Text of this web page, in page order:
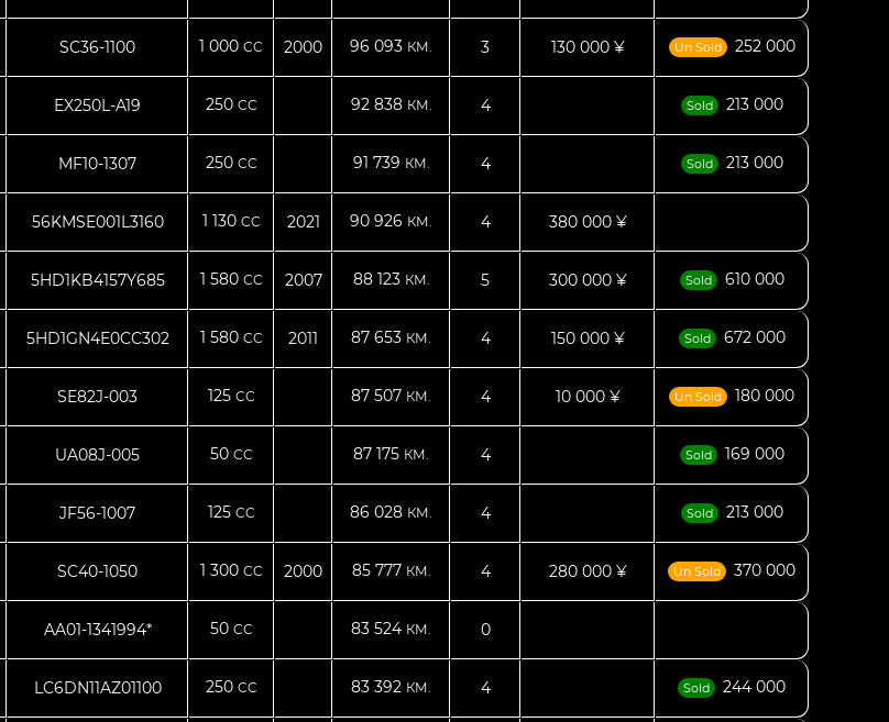
SC36-1100 1 000 CC 2000 96 093 КМ. 3 130 000 ¥ Un Sold 252 000
EX250L-A19 250 CC 92 838 КМ. 4 Sold 213 000
MF10-1307 250 CC 91 739 КМ. 4 Sold 213 000
56KMSE001L3160 1 130 CC 2021 90 926 КМ. 4 380 000 ¥
5HD1KB4157Y685 1 580 CC 2007 88 123 КМ. 5 300 000 ¥ Sold 610 000
5HD1GN4E0CC302 1 580 CC 2011 87 653 КМ. 4 150 000 ¥ Sold 672 000
SE82J-003 125 CC 87 507 КМ. 4 10 000 ¥ Un Sold 180 000
UA08J-005 50 CC 87 175 КМ. 4 Sold 169 000
JF56-1007 125 CC 86 028 КМ. 4 Sold 213 000
SC40-1050 1 300 CC 2000 85 777 КМ. 4 280 000 ¥ Un Sold 370 000
AA01-1341994* 50 CC 83 524 КМ. 0
LC6DN11AZ01100 250 CC 83 392 КМ. 4 Sold 244 000